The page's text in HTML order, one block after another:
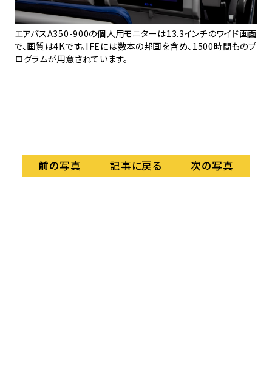
エアバスA350-900の個人用モニターは13.3インチのワイド画面
で、画質は4Kです。IFEには数本の邦画を含め、1500時間ものプ
ログラムが用意されています。
木
前の写真 記事に戻る 次の写真